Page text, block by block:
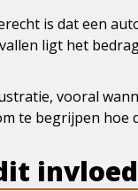
is dat een
ligt het
vooral
te begrijpen hoe